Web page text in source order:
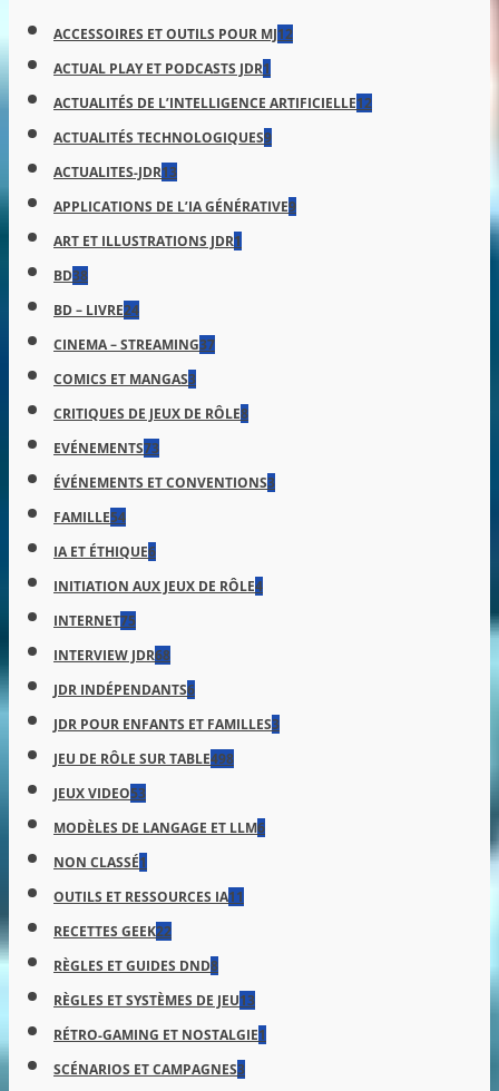
ACCESSOIRES ET OUTILS POUR MJ12
ACTUAL PLAY ET PODCASTS JDR1
ACTUALITÉS DE L’INTELLIGENCE ARTIFICIELLE12
ACTUALITÉS TECHNOLOGIQUES9
ACTUALITES-JDR13
APPLICATIONS DE L’IA GÉNÉRATIVE9
ART ET ILLUSTRATIONS JDR1
BD38
BD – LIVRE24
CINEMA – STREAMING37
COMICS ET MANGAS3
CRITIQUES DE JEUX DE RÔLE8
EVÉNEMENTS73
ÉVÉNEMENTS ET CONVENTIONS3
FAMILLE54
IA ET ÉTHIQUE6
INITIATION AUX JEUX DE RÔLE4
INTERNET75
INTERVIEW JDR68
JDR INDÉPENDANTS6
JDR POUR ENFANTS ET FAMILLES3
JEU DE RÔLE SUR TABLE498
JEUX VIDEO53
MODÈLES DE LANGAGE ET LLM6
NON CLASSÉ1
OUTILS ET RESSOURCES IA11
RECETTES GEEK22
RÈGLES ET GUIDES DND8
RÈGLES ET SYSTÈMES DE JEU13
RÉTRO-GAMING ET NOSTALGIE1
SCÉNARIOS ET CAMPAGNES3